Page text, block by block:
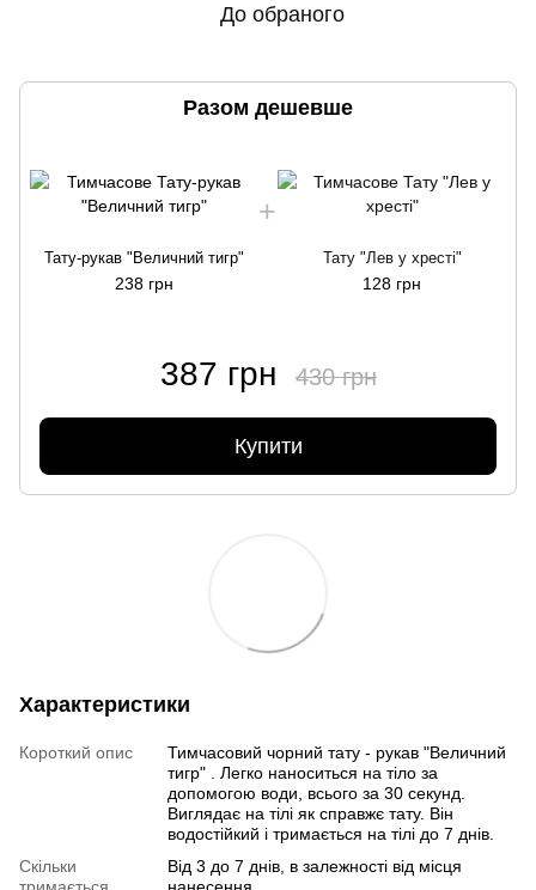
До обраного
Разом дешевше
Тату-рукав "Величний тигр"
238 грн
Тату "Лев у хресті"
128 грн
387 грн 430 грн
Купити
Характеристики
Короткий опис
Тимчасовий чорний тату - рукав "Величний
тигр" . Легко наноситься на тіло за
допомогою води, всього за 30 секунд.
Виглядає на тілі як справжє тату. Він
водостійкий і тримається на тілі до 7 днів.
Скільки
тримається
Від 3 до 7 днів, в залежності від місця
нанесення